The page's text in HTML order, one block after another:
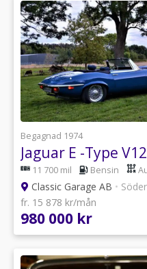
Begagnad 1974
11 700 mil Bensin
Classic Garage AB •
fr. 15 878 kr/mån
980 000 kr